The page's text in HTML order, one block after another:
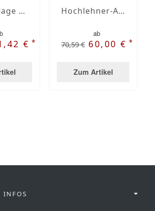
Bankauflage nach Maß mit Stegsaum
€*
Hochlehner-Auflagen mit Stegsaum nach Maß
ab
70,59 € 60,00 €*
Zum Artikel
INFOS